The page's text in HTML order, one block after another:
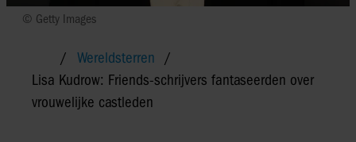
© Getty Images
Wereldsterren
Lisa Kudrow: Friends-schrijvers fantaseerden over
vrouwelijke castleden